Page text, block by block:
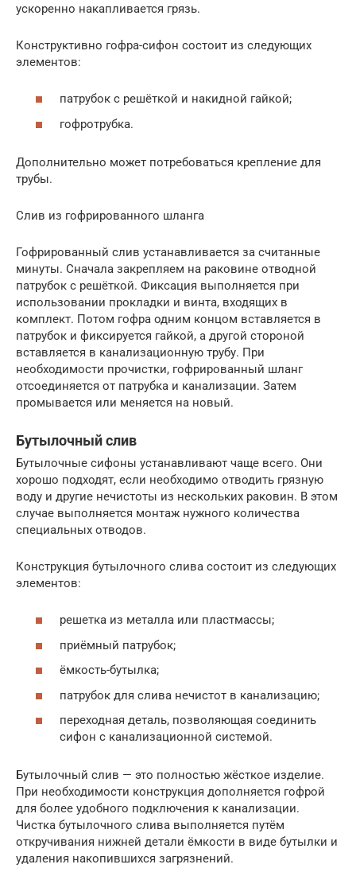
ускоренно накапливается грязь.
Конструктивно гофра-сифон состоит из следующих
элементов:
патрубок с решёткой и накидной гайкой;
гофротрубка.
Дополнительно может потребоваться крепление для
трубы.
Слив из гофрированного шланга
Гофрированный слив устанавливается за считанные
минуты. Сначала закрепляем на раковине отводной
патрубок с решёткой. Фиксация выполняется при
использовании прокладки и винта, входящих в
комплект. Потом гофра одним концом вставляется в
патрубок и фиксируется гайкой, а другой стороной
вставляется в канализационную трубу. При
необходимости прочистки, гофрированный шланг
отсоединяется от патрубка и канализации. Затем
промывается или меняется на новый.
Бутылочный слив
Бутылочные сифоны устанавливают чаще всего. Они
хорошо подходят, если необходимо отводить грязную
воду и другие нечистоты из нескольких раковин. В этом
случае выполняется монтаж нужного количества
специальных отводов.
Конструкция бутылочного слива состоит из следующих
элементов:
решетка из металла или пластмассы;
приёмный патрубок;
ёмкость-бутылка;
патрубок для слива нечистот в канализацию;
переходная деталь, позволяющая соединить
сифон с канализационной системой.
Бутылочный слив — это полностью жёсткое изделие.
При необходимости конструкция дополняется гофрой
для более удобного подключения к канализации.
Чистка бутылочного слива выполняется путём
откручивания нижней детали ёмкости в виде бутылки и
удаления накопившихся загрязнений.